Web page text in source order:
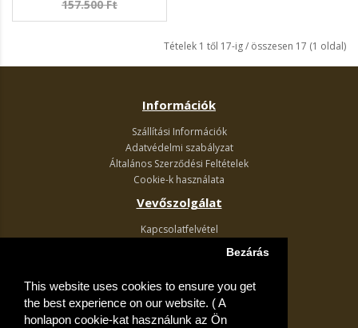
This website uses cookies to ensure you get
the best experience on our website. ( A
honlapon cookie-kat használunk az Ön
Bezárás
157.500 Ft
Tételek 1 től 17-ig / összesen 17 (1 oldal)
Információk
Szállítási Információk
Adatvédelmi szabályzat
Általános Szerződési Feltételek
Cookie-k használata
Vevőszolgálat
Kapcsolatfelvétel
Akciós ajánlatok
Fiók